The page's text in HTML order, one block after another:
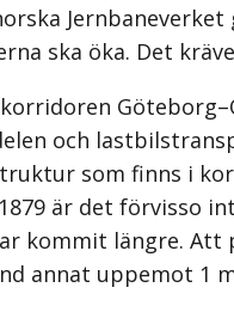
ska öka. Det
och
som finns i
är det förvisso
kommit längre.
annat uppemot 1